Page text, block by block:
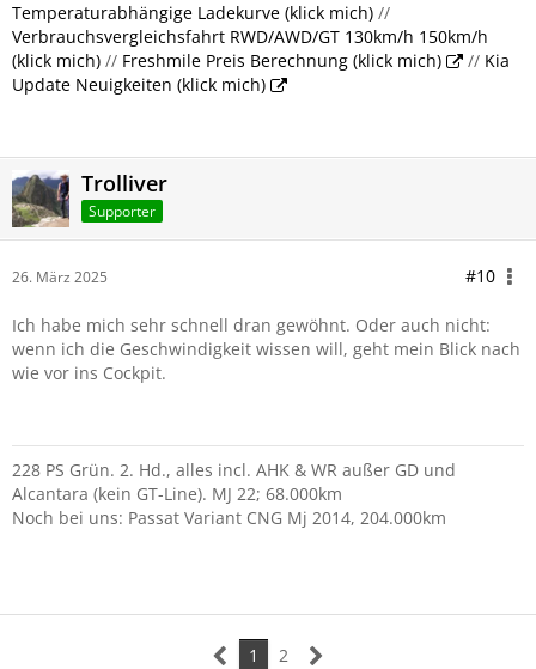
Temperaturabhängige Ladekurve (klick mich) //
Verbrauchsvergleichsfahrt RWD/AWD/GT 130km/h 150km/h
(klick mich) // Freshmile Preis Berechnung (klick mich) // Kia
Update Neuigkeiten (klick mich)
Trolliver
Supporter
26. März 2025 #10
Ich habe mich sehr schnell dran gewöhnt. Oder auch nicht:
wenn ich die Geschwindigkeit wissen will, geht mein Blick nach
wie vor ins Cockpit.
228 PS Grün. 2. Hd., alles incl. AHK & WR außer GD und
Alcantara (kein GT-Line). MJ 22; 68.000km
Noch bei uns: Passat Variant CNG Mj 2014, 204.000km
1 2